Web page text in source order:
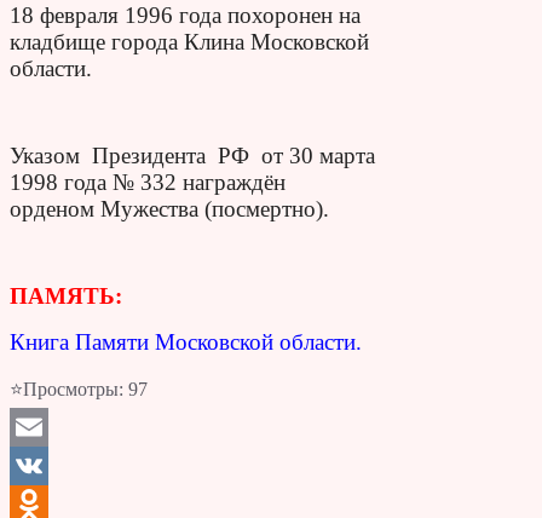
18 февраля 1996 года похоронен на
кладбище города Клина Московской
области.
Указом Президента РФ от 30 марта
1998 года № 332 награждён
орденом Мужества (посмертно).
ПАМЯТЬ:
Книга Памяти Московской области.
⭐Просмотры: 97
Email
VK